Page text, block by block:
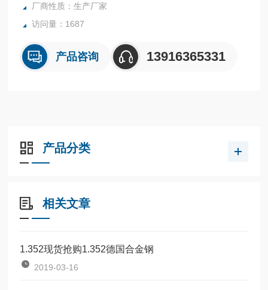
厂商性质：生产厂家
访问量：1687
产品咨询 13916365331
产品分类
相关文章
1.352现货抢购1.352德国合金钢
2019-03-16